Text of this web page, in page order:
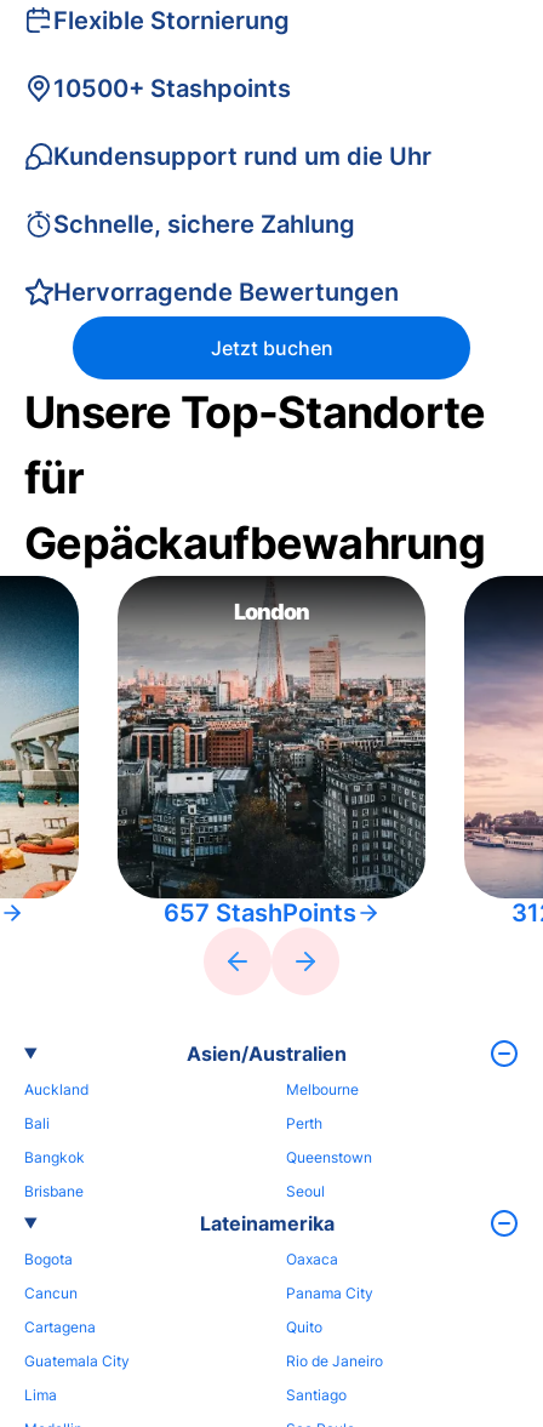
Flexible Stornierung
10500+ Stashpoints
Kundensupport rund um die Uhr
Schnelle, sichere Zahlung
Hervorragende Bewertungen
Jetzt buchen
Unsere Top-Standorte
für
Gepäckaufbewahrung
London
657 StashPoints
Asien/Australien
Auckland
Bali
Bangkok
Brisbane
Melbourne
Perth
Queenstown
Seoul
Lateinamerika
Bogota
Cancun
Cartagena
Guatemala City
Lima
Oaxaca
Panama City
Quito
Rio de Janeiro
Santiago